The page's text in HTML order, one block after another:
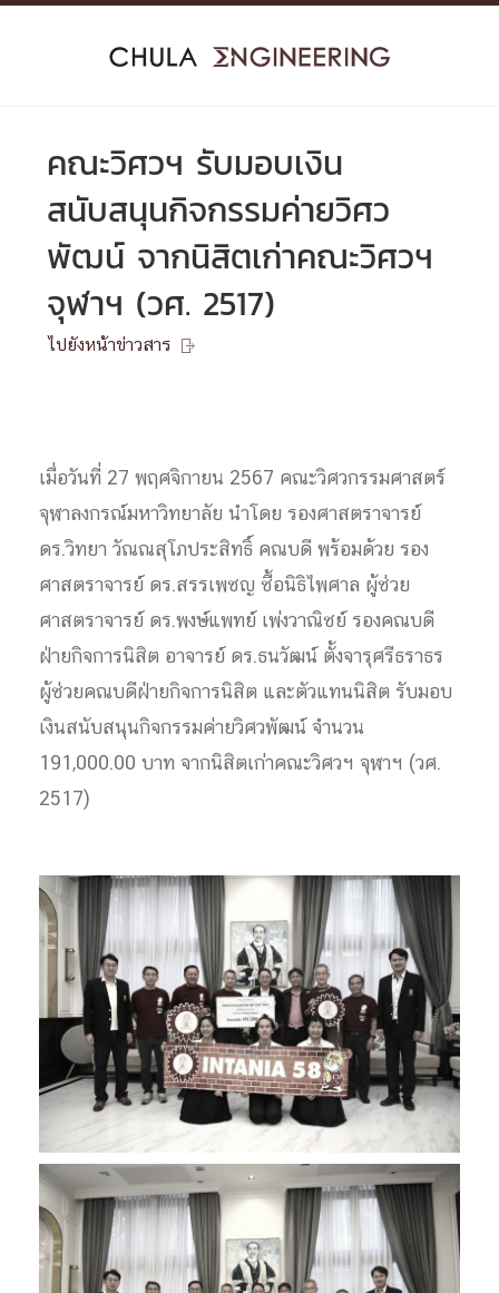
Skip
คณะวิศวฯ รับมอบเงิน
สนับสนุนกิจกรรมค่ายวิศว
พัฒน์ จากนิสิตเก่าคณะวิศวฯ
จุฬาฯ (วศ. 2517)
ไปยังหน้าข่าวสาร 
เมื่อวันที่ 27 พฤศจิกายน 2567 คณะวิศวกรรมศาสตร์
จุฬาลงกรณ์มหาวิทยาลัย นำโดย รองศาสตราจารย์
ดร.วิทยา วัณณสุโภประสิทธิ์ คณบดี พร้อมด้วย รอง
ศาสตราจารย์ ดร.สรรเพชญ ชื้อนิธิไพศาล ผู้ช่วย
ศาสตราจารย์ ดร.พงษ์แพทย์ เพ่งวาณิชย์ รองคณบดี
ฝ่ายกิจการนิสิต อาจารย์ ดร.ธนวัฒน์ ตั้งจารุศรีธราธร
ผู้ช่วยคณบดีฝ่ายกิจการนิสิต และตัวแทนนิสิต รับมอบ
เงินสนับสนุนกิจกรรมค่ายวิศวพัฒน์ จำนวน
191,000.00 บาท จากนิสิตเก่าคณะวิศวฯ จุฬาฯ (วศ.
2517)